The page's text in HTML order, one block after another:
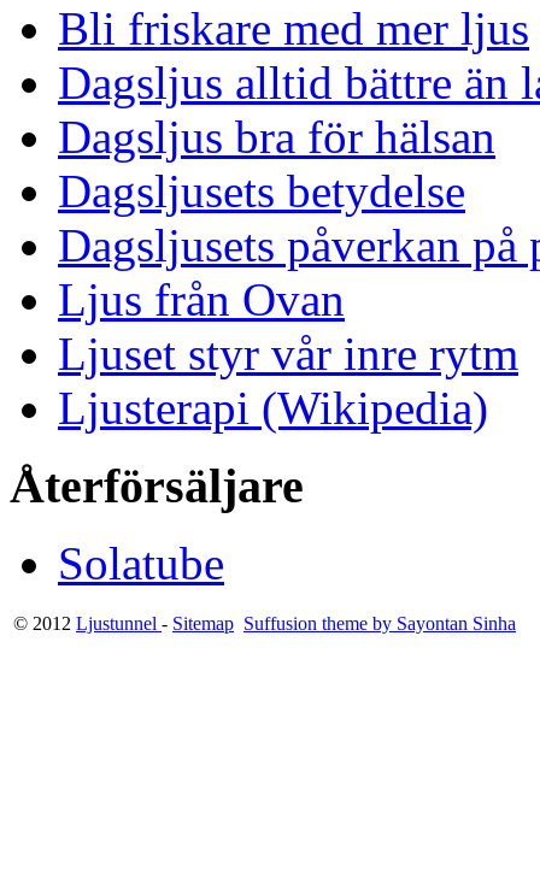
Bli friskare med mer ljus
Dagsljus alltid bättre än
Dagsljus bra för hälsan
Dagsljusets betydelse
Dagsljusets påverkan på
Ljus från Ovan
Ljuset styr vår inre rytm
Ljusterapi (Wikipedia)
Återförsäljare
Solatube
© 2012 Ljustunnel - Sitemap Suffusion theme by Sayontan Sinha